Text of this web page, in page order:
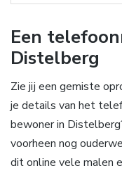
Een
Distelberg
Zie jij een gemiste
je details van het
bewoner in
voorheen nog
dit online vele malen